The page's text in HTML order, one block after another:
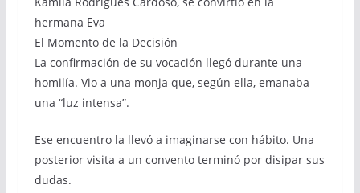
hermana Eva
El Momento de la Decisión
La confirmación de su vocación llegó durante una
homilía. Vio a una monja que, según ella, emanaba
una “luz intensa”.
Ese encuentro la llevó a imaginarse con hábito. Una
posterior visita a un convento terminó por disipar sus
dudas.